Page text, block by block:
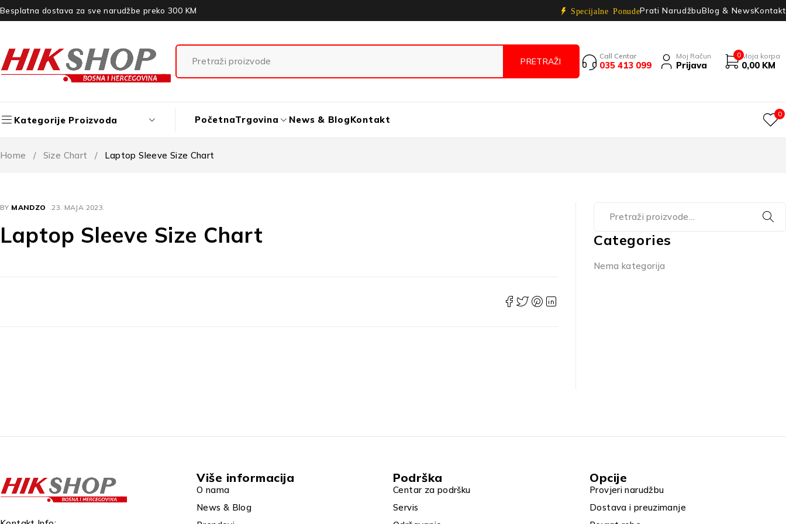
Besplatna dostava za sve narudžbe preko 300 KM Specijalne PonudePrati NarudžbuBlog & NewsKontakt
Call Centar
035 413 099
Moj Račun
Prijava
0 Moja korpa
0,00 KM
Kategorije Proizvoda PočetnaTrgovina News & BlogKontakt 0
Home / Size Chart / Laptop Sleeve Size Chart
BY MANDZO 23. MAJA 2023.
Laptop Sleeve Size Chart Categories
Nema kategorija
Više informacija
O nama
News & Blog
Podrška
Centar za podršku
Servis
Opcije
Provjeri narudžbu
Dostava i preuzimanje